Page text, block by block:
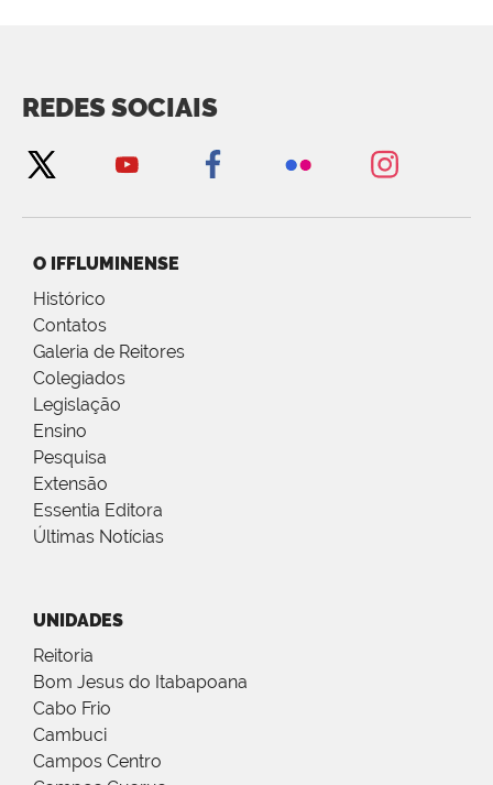
REDES SOCIAIS
O IFFLUMINENSE
Histórico
Contatos
Galeria de Reitores
Colegiados
Legislação
Ensino
Pesquisa
Extensão
Essentia Editora
Últimas Notícias
UNIDADES
Reitoria
Bom Jesus do Itabapoana
Cabo Frio
Cambuci
Campos Centro